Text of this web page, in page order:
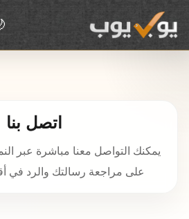
اتصل بنا
يمكنك التواصل معنا مباشرة عبر
على مراجعة رسالتك والرد